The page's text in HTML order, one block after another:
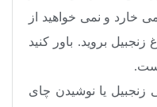
خارد و نمی خواهید از
بروید. باور کنید
زنجبیل یا نوشیدن چای